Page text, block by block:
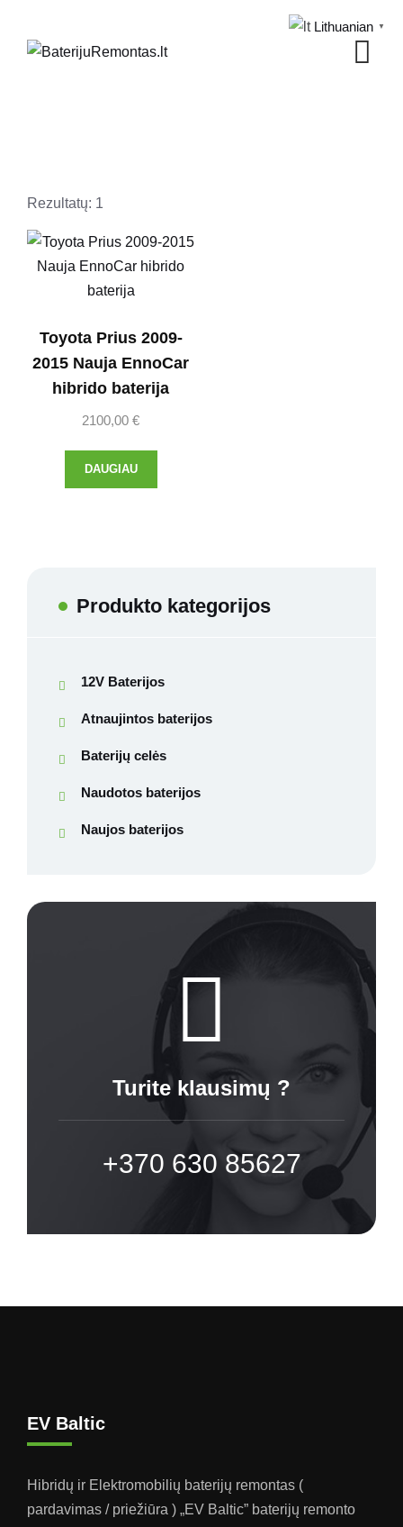
content
Rezultatų: 1
Toyota Prius 2009-
2015 Nauja EnnoCar
hibrido baterija
2100,00€
DAUGIAU
Produkto kategorijos
12V Baterijos
Atnaujintos baterijos
Baterijų celės
Naudotos baterijos
Naujos baterijos
Turite klausimų ?
+370 630 85627
EV Baltic
Hibridų ir Elektromobilių baterijų remontas (
pardavimas / priežiūra ) „EV Baltic” baterijų remonto
Lithuanian ▼